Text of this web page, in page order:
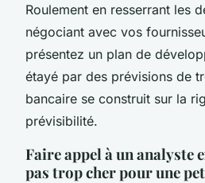
Roulement en resserrant les
négociant avec vos
présentez un plan de
étayé par des prévisions de
bancaire se construit sur la
prévisibilité.
Faire appel à un analyste
pas trop cher pour une